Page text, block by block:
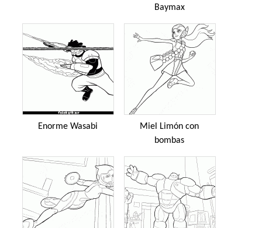
Baymax
Enorme Wasabi
Miel Limón con
bombas